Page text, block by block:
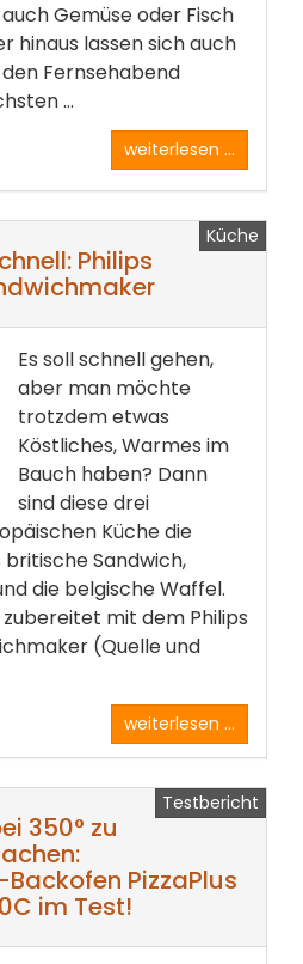
Gemüse oder Fisch
hinaus lassen sich auch
Fernsehabend
...
weiterlesen ...
Küche
Philips
Es soll schnell gehen,
aber man möchte
trotzdem etwas
Köstliches, Warmes im
Bauch haben? Dann
sind diese drei
Küche die
Sandwich,
die belgische Waffel.
mit dem Philips
(Quelle und
weiterlesen ...
Testbericht
350° zu
PizzaPlus
im Test!